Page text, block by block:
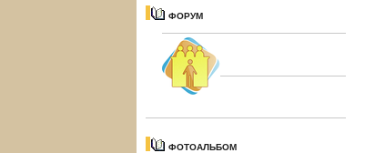
ФОРУМ
ФОТОАЛЬБОМ